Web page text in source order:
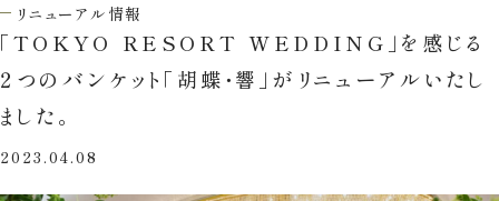
神社挙式
フォトガイドツアー
ドレス・和装
リニューアル情報
「TOKYO RESORT WEDDING」を感じる
２つのバンケット「胡蝶・響」がリニューアルいたし
ました。
2023.04.08